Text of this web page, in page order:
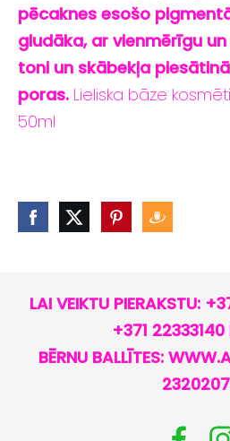
pēcaknes esošo
gludāka, ar vienmērīgu
toni un skābekļa
poras. Lieliska bāze
50ml
LAI VEIKTU PIERAKSTU:
+371 22333140
BĒRNU BALLĪTES: